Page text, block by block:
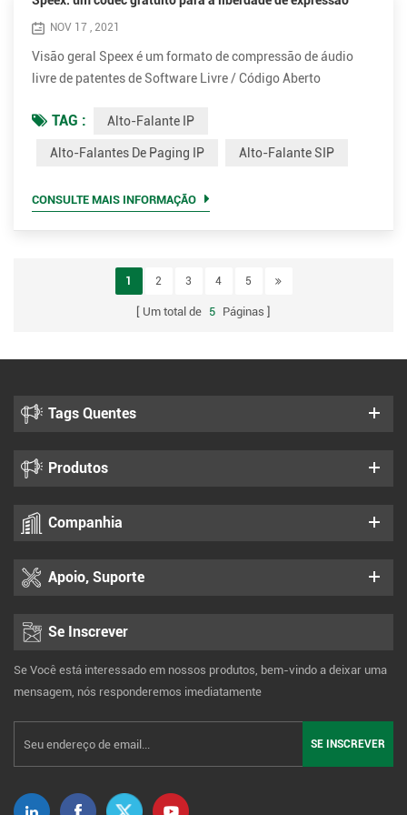
NOV 17 , 2021
Visão geral Speex é um formato de compressão de áudio
livre de patentes de Software Livre / Código Aberto
de entrada para aplicativos de voz, fornecendo uma
alternativa gratuita para codecs de voz proprietários caros.
maiori...
TAG : Alto-Falante IP
Alto-Falantes De Paging IP Alto-Falante SIP
CONSULTE MAIS INFORMAÇÃO
1 2 3 4 5
Um total de 5 Páginas
Tags Quentes
Produtos
Companhia
Apoio, Suporte
Se Inscrever
Se Você está interessado em nossos produtos, bem-vindo a deixar uma
mensagem, nós responderemos imediatamente